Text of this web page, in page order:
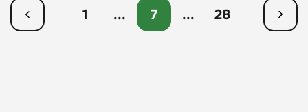
1 ... 7 ... 28